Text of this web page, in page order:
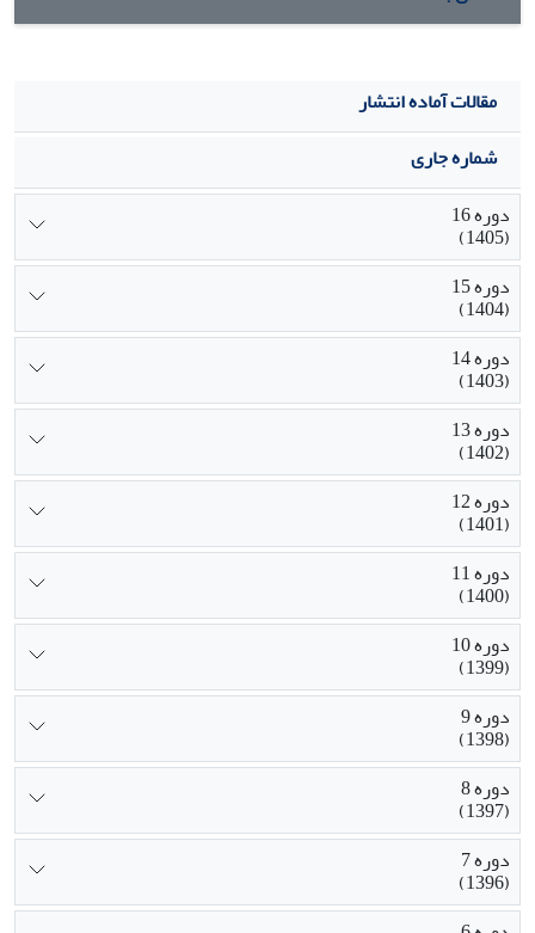
مقالات آماده انتشار
شماره جاری
دوره 16
(1405)
دوره 15
(1404)
دوره 14
(1403)
دوره 13
(1402)
دوره 12
(1401)
دوره 11
(1400)
دوره 10
(1399)
دوره 9
(1398)
دوره 8
(1397)
دوره 7
(1396)